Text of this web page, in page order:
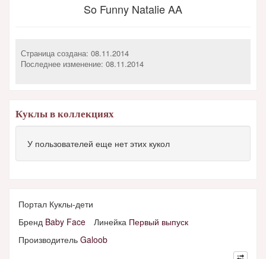
So Funny Natalie AA
Страница создана: 08.11.2014
Последнее изменение: 08.11.2014
Куклы в коллекциях
У пользователей еще нет этих кукол
Портал Куклы-дети
Бренд Baby Face Линейка Первый выпуск
Производитель Galoob